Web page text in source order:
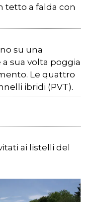
tetto a falda con
su una
sua volta poggia
Le quattro
ibridi (PVT).
ai listelli del